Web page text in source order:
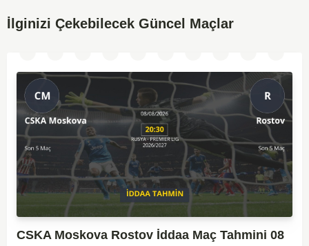
İlginizi Çekebilecek Güncel Maçlar
CSKA Moskova Rostov İddaa Maç Tahmini 08